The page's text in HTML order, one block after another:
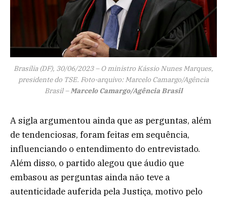
Brasília (DF), 30/06/2023 – O ministro Kássio Nunes Marques,
presidente do TSE. Foto-arquivo: Marcelo Camargo/Agência
Brasil –Marcelo Camargo/Agência Brasil
A sigla argumentou ainda que as perguntas, além
de tendenciosas, foram feitas em sequência,
influenciando o entendimento do entrevistado.
Além disso, o partido alegou que áudio que
embasou as perguntas ainda não teve a
autenticidade auferida pela Justiça, motivo pelo